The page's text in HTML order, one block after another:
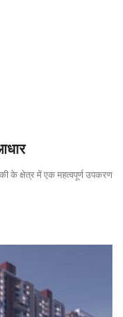
के क्षेत्र में एक महत्वपूर्ण उपकरण